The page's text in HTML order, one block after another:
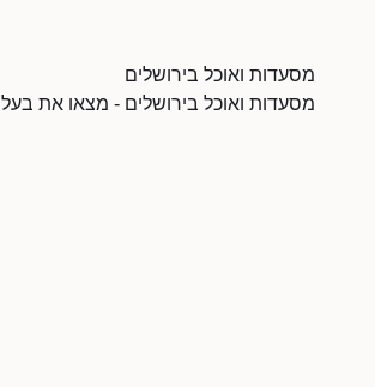
מסעדות ואוכל בירושלים
מסעדות ואוכל בירושלים - מצאו את